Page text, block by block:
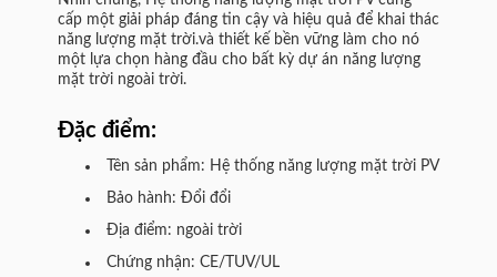
cấp một giải pháp đáng tin cậy và hiệu quả để khai thác
năng lượng mặt trời.và thiết kế bền vững làm cho nó
một lựa chọn hàng đầu cho bất kỳ dự án năng lượng
mặt trời ngoài trời.
Đặc điểm:
Tên sản phẩm: Hệ thống năng lượng mặt trời PV
Bảo hành: Đổi đổi
Địa điểm: ngoài trời
Chứng nhận: CE/TUV/UL